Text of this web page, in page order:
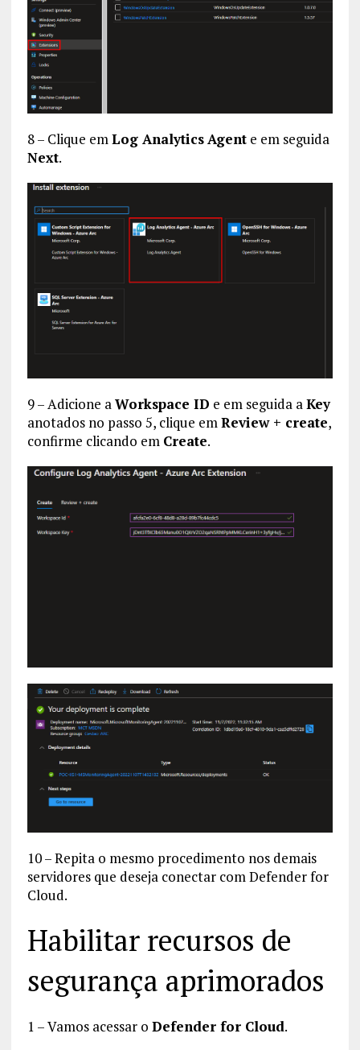
8 – Clique emLog AnalyticsAgente em seguida
Next.
9 – Adicione aWorkspace ID e em seguida aKey
anotados no passo 5, clique emReview + create,
confirme clicando em Create.
10 – Repita o mesmo procedimento nos demais
servidores que deseja conectar com Defender for
Cloud.
Habilitar recursos de
segurança aprimorados
1 – Vamos acessar o Defender for Cloud.